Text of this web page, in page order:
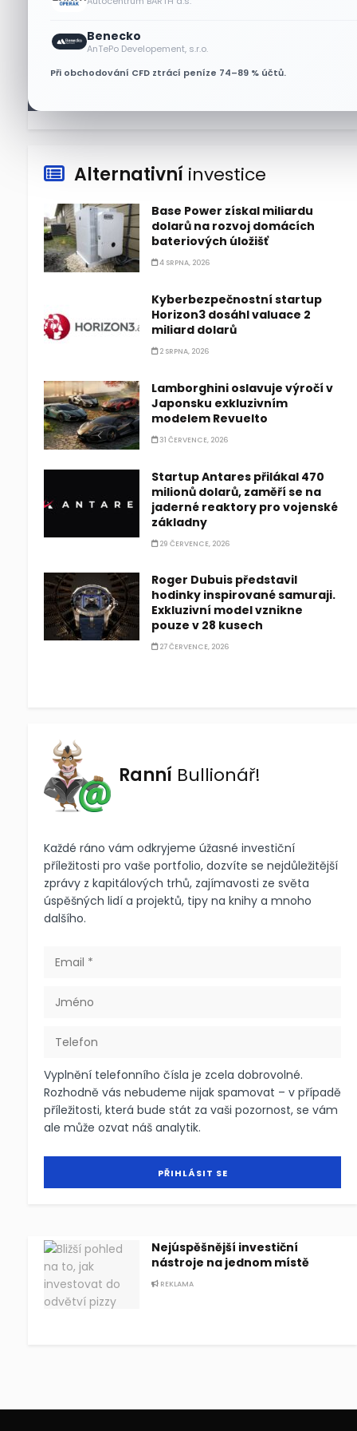
Benecko
AnTePo Developement, s.r.o.
Při obchodování CFD ztrácí peníze 74–89 % účtů.
indexu Nasdaq 100 za čtyři dny
Alternativní investice
Base Power získal miliardu
dolarů na rozvoj domácích
bateriových úložišť
4 SRPNA, 2026
Kyberbezpečnostní startup
Horizon3 dosáhl valuace 2
miliard dolarů
2 SRPNA, 2026
Lamborghini oslavuje výročí v
Japonsku exkluzivním
modelem Revuelto
31 ČERVENCE, 2026
Startup Antares přilákal 470
milionů dolarů, zaměří se na
jaderné reaktory pro vojenské
základny
29 ČERVENCE, 2026
Roger Dubuis představil
hodinky inspirované samuraji.
Exkluzivní model vznikne
pouze v 28 kusech
27 ČERVENCE, 2026
Ranní Bullionář!
Každé ráno vám odkryjeme úžasné investiční
příležitosti pro vaše portfolio, dozvíte se nejdůležitější
zprávy z kapitálových trhů, zajímavosti ze světa
úspěšných lidí a projektů, tipy na knihy a mnoho
dalšího.
Vyplnění telefonního čísla je zcela dobrovolné.
Rozhodně vás nebudeme nijak spamovat – v případě
příležitosti, která bude stát za vaši pozornost, se vám
ale může ozvat náš analytik.
Nejúspěšnější investiční
nástroje na jednom místě
REKLAMA